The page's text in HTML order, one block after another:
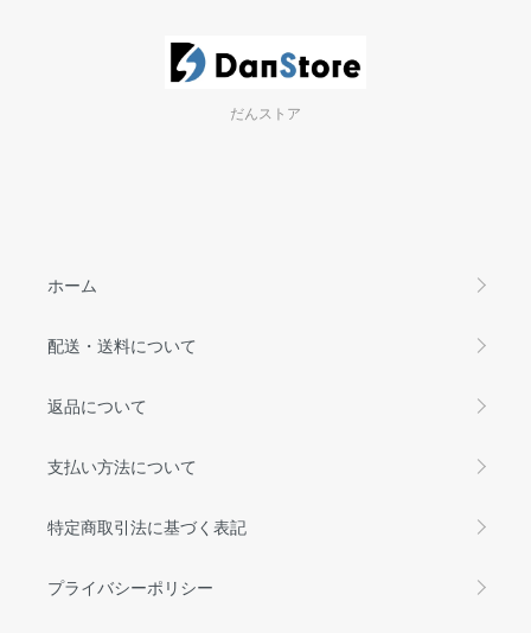
だんストア
ホーム
配送・送料について
返品について
支払い方法について
特定商取引法に基づく表記
プライバシーポリシー